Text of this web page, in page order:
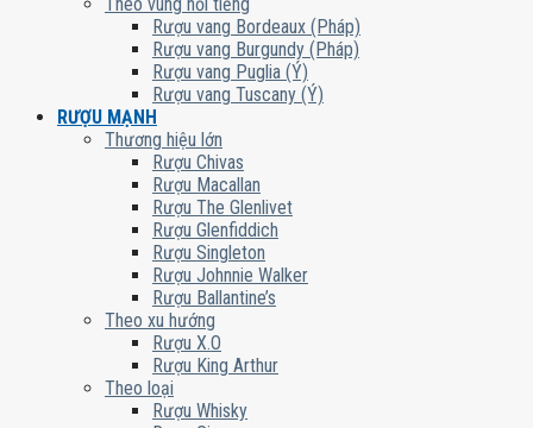
Theo vùng nổi tiếng
Rượu vang Bordeaux (Pháp)
Rượu vang Burgundy (Pháp)
Rượu vang Puglia (Ý)
Rượu vang Tuscany (Ý)
RƯỢU MẠNH
Thương hiệu lớn
Rượu Chivas
Rượu Macallan
Rượu The Glenlivet
Rượu Glenfiddich
Rượu Singleton
Rượu Johnnie Walker
Rượu Ballantine’s
Theo xu hướng
Rượu X.O
Rượu King Arthur
Theo loại
Rượu Whisky